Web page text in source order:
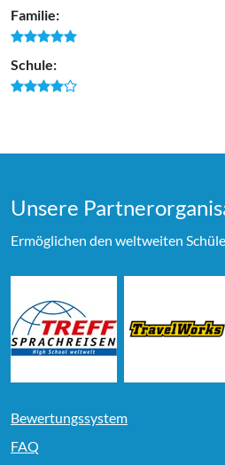
Familie:
Schule:
Unsere
Ermöglichen den weltweiten
Bewertungssystem
FAQ